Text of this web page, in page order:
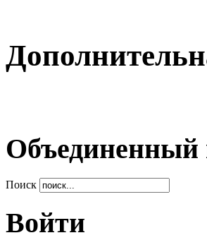
Объединенный
Поиск
Войти